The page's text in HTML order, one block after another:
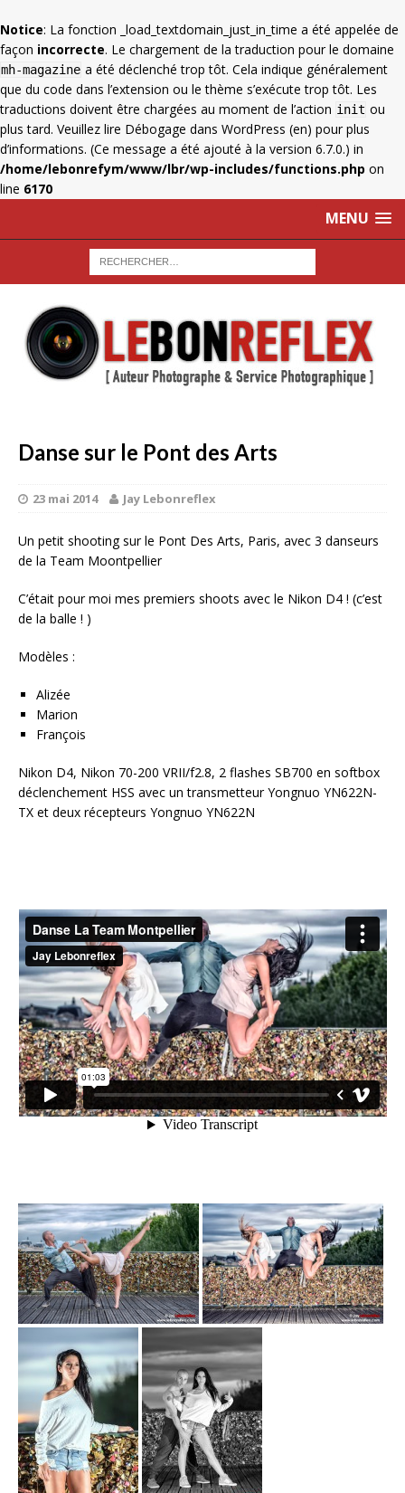
Notice: La fonction _load_textdomain_just_in_time a été appelée de
façon incorrecte. Le chargement de la traduction pour le domaine
mh-magazine a été déclenché trop tôt. Cela indique généralement
que du code dans l’extension ou le thème s’exécute trop tôt. Les
traductions doivent être chargées au moment de l’action init ou
plus tard. Veuillez lire Débogage dans WordPress (en) pour plus
d’informations. (Ce message a été ajouté à la version 6.7.0.) in
/home/lebonrefym/www/lbr/wp-includes/functions.php on
line 6170
MENU
Danse sur le Pont des Arts
23 mai 2014 Jay Lebonreflex
Un petit shooting sur le Pont Des Arts, Paris, avec 3 danseurs
de la Team Moontpellier
C’était pour moi mes premiers shoots avec le Nikon D4 ! (c’est
de la balle ! )
Modèles :
Alizée
Marion
François
Nikon D4, Nikon 70-200 VRII/f2.8, 2 flashes SB700 en softbox
déclenchement HSS avec un transmetteur Yongnuo YN622N-
TX et deux récepteurs Yongnuo YN622N